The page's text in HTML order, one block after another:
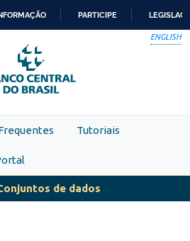
PARA
O
CONTEÚDO
PARTICIPE
ENGLISH
Tutoriais
de dados